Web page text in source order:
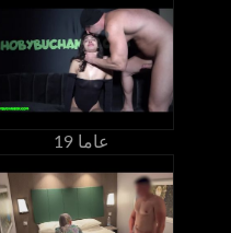
19 عاما